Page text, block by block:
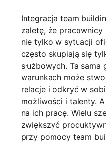
Integracja team
zaletę, że pracownicy
nie tylko w sytuacji
często skupiają się
służbowych. Ta
warunkach może
relacje i odkryć w
możliwości i talenty.
na ich pracę. Wielu
zwiększyć
przy pomocy team